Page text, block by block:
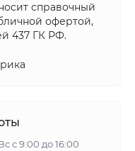
справочный
офертой,
437 ГК РФ.
с 9:00 до 16:00